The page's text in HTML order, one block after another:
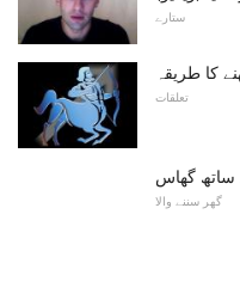
ستارے
کا طریقہ
تعلقات
ساتھ گھاس
گھر سننے والا